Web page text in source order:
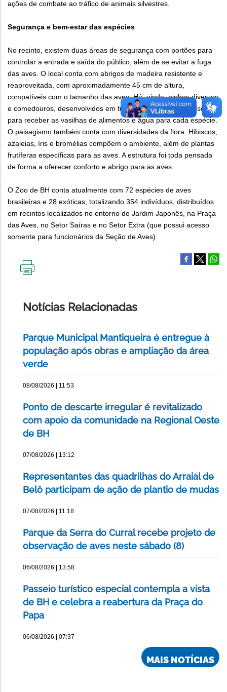
ações de combate ao tráfico de animais silvestres.
Segurança e bem-estar das espécies
No recinto, existem duas áreas de segurança com portões para
controlar a entrada e saída do público, além de se evitar a fuga
das aves. O local conta com abrigos de madeira resistente e
reaproveitada, com aproximadamente 45 cm de altura,
compatíveis com o tamanho das aves. Há, ainda, ninhos diversos
e comedouros, desenvolvidos em tubos de ferro e com divisões
para receber as vasilhas de alimentos e água para cada espécie.
O paisagismo também conta com diversidades da flora. Hibiscos,
azaleias, íris e bromélias compõem o ambiente, além de plantas
frutíferas específicas para as aves. A estrutura foi toda pensada
de forma a oferecer conforto e abrigo para as aves.
O Zoo de BH conta atualmente com 72 espécies de aves
brasileiras e 28 exóticas, totalizando 354 indivíduos, distribuídos
em recintos localizados no entorno do Jardim Japonês, na Praça
das Aves, no Setor Saíras e no Setor Extra (que possui acesso
somente para funcionários da Seção de Aves).
Notícias Relacionadas
Parque Municipal Mantiqueira é entregue à
população após obras e ampliação da área
verde
08/08/2026 | 11:53
Ponto de descarte irregular é revitalizado
com apoio da comunidade na Regional Oeste
de BH
07/08/2026 | 13:12
Representantes das quadrilhas do Arraial de
Belô participam de ação de plantio de mudas
07/08/2026 | 11:18
Parque da Serra do Curral recebe projeto de
observação de aves neste sábado (8)
06/08/2026 | 13:58
Passeio turístico especial contempla a vista
de BH e celebra a reabertura da Praça do
Papa
06/08/2026 | 07:37
MAIS NOTÍCIAS